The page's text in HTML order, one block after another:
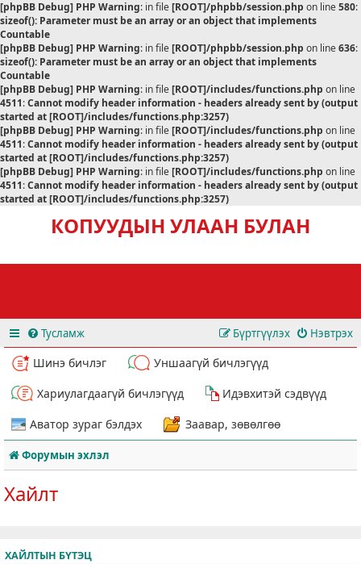
[phpBB Debug] PHP Warning: in file[ROOT]/phpbb/session.php on line580:
sizeof(): Parameter must be an array or an object that implements
Countable
[phpBB Debug] PHP Warning: in file[ROOT]/phpbb/session.php on line636:
sizeof(): Parameter must be an array or an object that implements
Countable
[phpBB Debug] PHP Warning: in file[ROOT]/includes/functions.php on line
4511:Cannot modify header information - headers already sent by (output
started at [ROOT]/includes/functions.php:3257)
[phpBB Debug] PHP Warning: in file[ROOT]/includes/functions.php on line
4511:Cannot modify header information - headers already sent by (output
started at [ROOT]/includes/functions.php:3257)
[phpBB Debug] PHP Warning: in file[ROOT]/includes/functions.php on line
4511:Cannot modify header information - headers already sent by (output
started at [ROOT]/includes/functions.php:3257)
КОПУУДЫН УЛААН БУЛАН
Тусламж Нэвтрэх
Бүртгүүлэх
Шинэ бичлэг
Уншаагүй бичлэгүүд
Хариулагдаагүй бичлэгүүд
Идэвхитэй сэдвүүд
Аватор зураг бэлдэх
Заавар, зөвөлгөө
Форумын эхлэл
Хайлт
ХАЙЛТЫН БҮТЭЦ